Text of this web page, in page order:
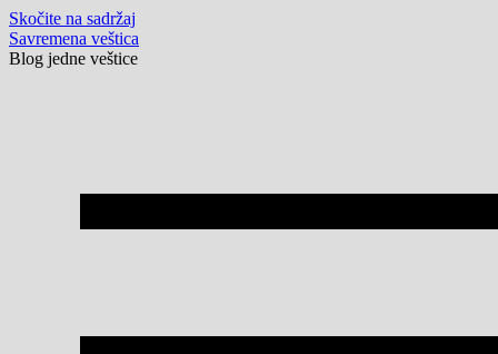
Skočite na sadržaj
Savremena veštica
Blog jedne veštice